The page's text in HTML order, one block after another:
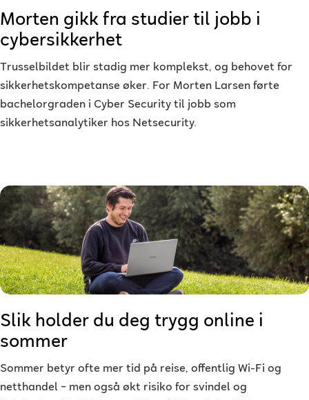
Morten gikk fra studier til jobb i
cybersikkerhet
Trusselbildet blir stadig mer komplekst, og behovet for
sikkerhetskompetanse øker. For Morten Larsen førte
bachelorgraden i Cyber Security til jobb som
sikkerhetsanalytiker hos Netsecurity.
Slik holder du deg trygg online i
sommer
Sommer betyr ofte mer tid på reise, offentlig Wi-Fi og
netthandel – men også økt risiko for svindel og